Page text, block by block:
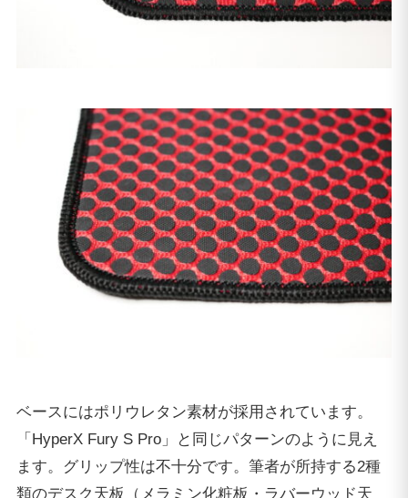
ベースにはポリウレタン素材が採用されています。
「HyperX Fury S Pro」と同じパターンのように見え
ます。グリップ性は不十分です。筆者が所持する2種
類のデスク天板（メラミン化粧板・ラバーウッド天